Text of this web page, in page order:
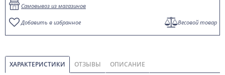
Самовывоз из магазинов
Добавить в избранное Весовой товар
ХАРАКТЕРИСТИКИ ОТЗЫВЫ ОПИСАНИЕ